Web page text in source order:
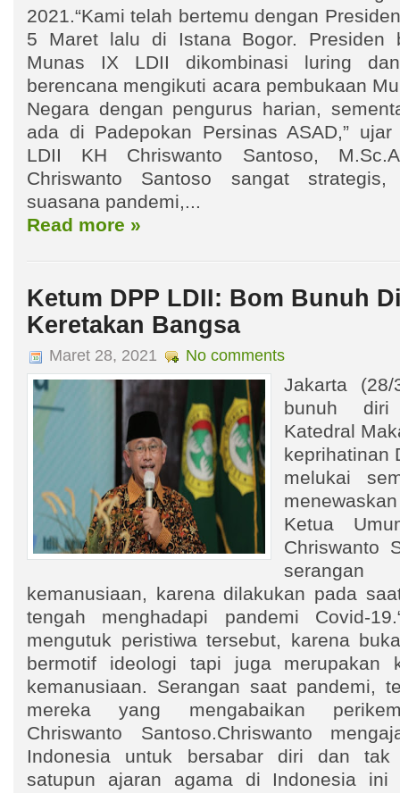
2021.“Kami telah bertemu dengan
5 Maret lalu di Istana Bogor. Presiden
Munas IX LDII dikombinasi luring
berencana mengikuti acara pembukaan
Negara dengan pengurus harian,
ada di Padepokan Persinas ASAD,”
LDII KH Chriswanto Santoso,
Chriswanto Santoso sangat strategis,
suasana pandemi,...
Read more »
Ketum DPP LDII: Bom Bunuh
Keretakan Bangsa
Maret 28, 2021 No comments
Jakarta
bunuh diri
Katedral
keprihatinan
melukai
Ketua
Chriswanto
kemanusiaan, karena dilakukan pada
tengah menghadapi pandemi Covid-
mengutuk peristiwa tersebut, karena
bermotif ideologi tapi juga merupakan
kemanusiaan. Serangan saat pandemi,
mereka yang mengabaikan
Chriswanto Santoso.Chriswanto
Indonesia untuk bersabar diri dan tak
satupun ajaran agama di Indonesia ini